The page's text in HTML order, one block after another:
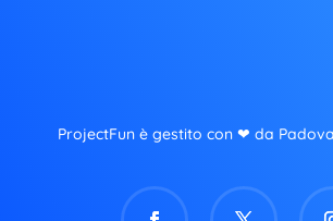
ProjectFun è gestito con ❤ da